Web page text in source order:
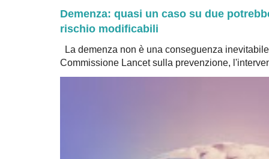
Demenza: quasi un caso su due
rischio modificabili
La demenza non è una conseguenza
Commissione Lancet sulla prevenzione,